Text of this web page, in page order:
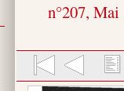
n°207, Mai